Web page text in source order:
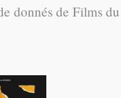
donnés de Films